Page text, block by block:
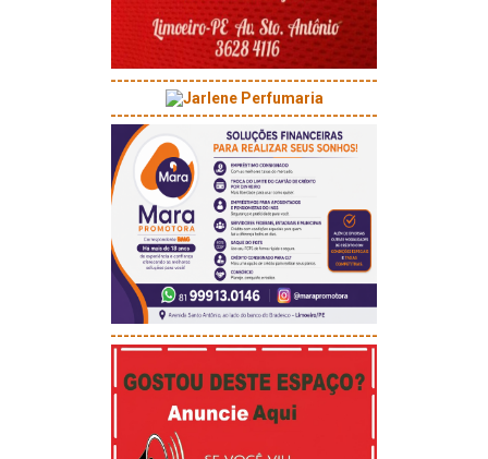
-----------------------------------------
-----------------------------------------
-----------------------------------------